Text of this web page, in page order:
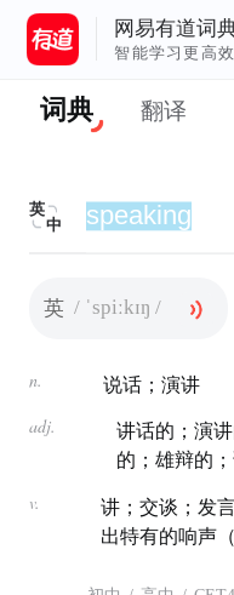
网易有道词
智能学习更高效
词典 翻译
英
中
英 / ˈspiːkɪŋ /
n. 说话；演讲
adj.
讲话的；演
的；雄辩的
v.
讲；交谈；发
出特有的响声